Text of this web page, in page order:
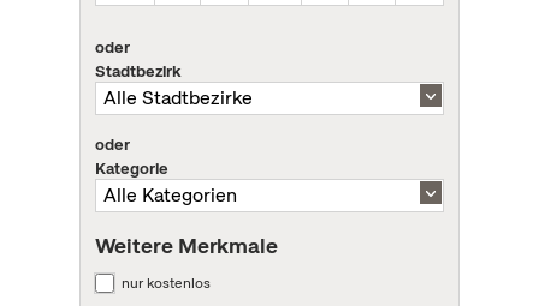
oder
Stadtbezirk
oder
Kategorie
Weitere Merkmale
nur kostenlos